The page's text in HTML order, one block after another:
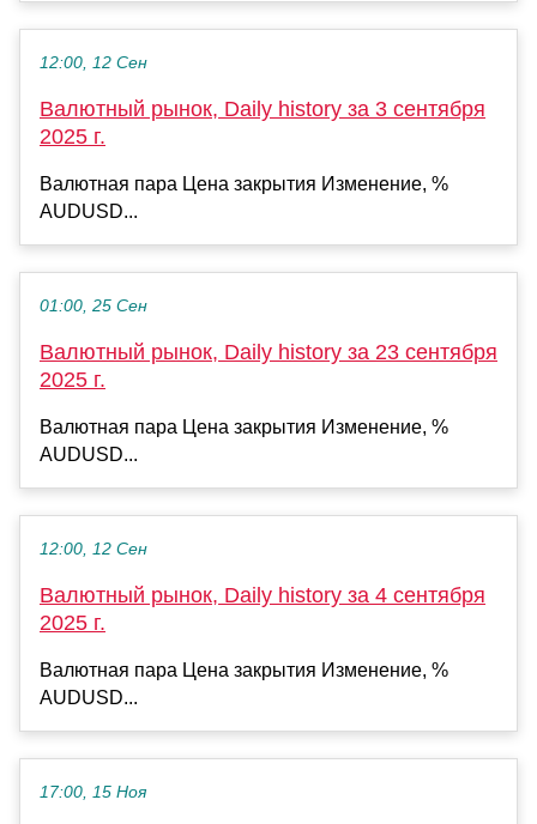
12:00, 12 Сен
Валютный рынок, Daily history за 3 сентября
2025 г.
Валютная пара Цена закрытия Изменение, %
AUDUSD...
01:00, 25 Сен
Валютный рынок, Daily history за 23 сентября
2025 г.
Валютная пара Цена закрытия Изменение, %
AUDUSD...
12:00, 12 Сен
Валютный рынок, Daily history за 4 сентября
2025 г.
Валютная пара Цена закрытия Изменение, %
AUDUSD...
17:00, 15 Ноя